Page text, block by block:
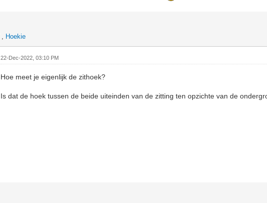
, Hoekie
22-Dec-2022, 03:10 PM
Hoe meet je eigenlijk de zithoek?
Is dat de hoek tussen de beide uiteinden van de zitting ten opzichte van de